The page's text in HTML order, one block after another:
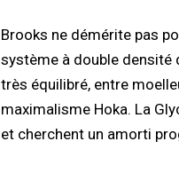
Brooks ne démérite pas
système à double densité
très équilibré, entre
maximalisme Hoka. La
et cherchent un amorti